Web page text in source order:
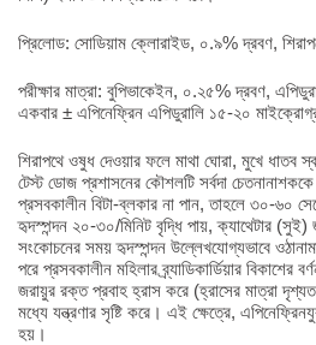
প্রিলোড: সোডিয়াম ক্লোরাইড, ০.৯% দ্রবণ,
পরীক্ষার মাত্রা: বুপিভাকেইন, ০.২৫% দ্রবণ,
একবার ± এপিনেফ্রিন এপিডুরালি ১৫-২০
শিরাপথে ওষুধ দেওয়ার ফলে মাথা ঘোরা, মুখে ধাতব
টেস্ট ডোজ প্রশাসনের কৌশলটি সর্বদা
প্রসবকালীন বিটা-ব্লকার না পান, তাহলে ৩০-৬০
হৃদস্পন্দন ২০-৩০/মিনিট বৃদ্ধি পায়, ক্যাথেটার
সংকোচনের সময় হৃদস্পন্দন উল্লেখযোগ্যভাবে
পরে প্রসবকালীন মহিলার ব্র্যাডিকার্ডিয়ার
জরায়ুর রক্ত প্রবাহ হ্রাস করে (হ্রাসের মাত্রা
মধ্যে যন্ত্রণার সৃষ্টি করে। এই ক্ষেত্রে,
হয়।